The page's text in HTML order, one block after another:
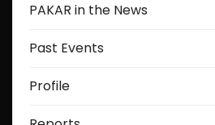
PAKAR in the News
Past Events
Profile